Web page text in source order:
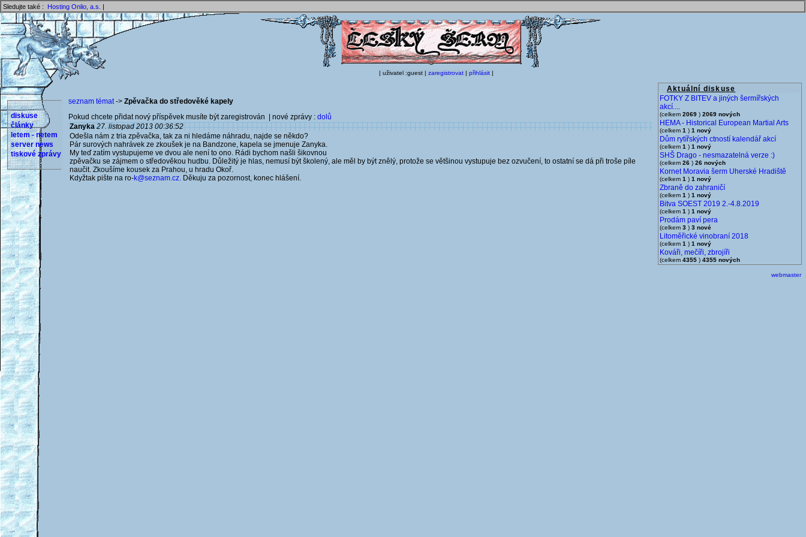
Sledujte také : Hosting Onlio, a.s. |
| uživatel :guest | zaregistrovat | přihlásit |
Aktuální diskuse
FOTKY Z BITEV a jiných šermířských
akcí....
(celkem 2069 ) 2069 nových
HEMA - Historical European Martial Arts
(celkem 1 ) 1 nový
Dům rytířských ctností kalendář akcí
(celkem 1 ) 1 nový
SHŠ Drago - nesmazatelná verze :)
(celkem 26 ) 26 nových
Kornet Moravia šerm Uherské Hradiště
(celkem 1 ) 1 nový
Zbraně do zahraničí
(celkem 1 ) 1 nový
Bitva SOEST 2019 2.-4.8.2019
(celkem 1 ) 1 nový
Prodám paví pera
(celkem 3 ) 3 nové
Litoměřické vinobraní 2018
(celkem 1 ) 1 nový
Kováři, mečíři, zbrojíři
(celkem 4355 ) 4355 nových
diskuse
články
letem - netem
server news
tiskové zprávy
seznam témat-> Zpěvačka do středověké kapely
Pokud chcete přidat nový příspěvek musíte být zaregistrován | nové zprávy : dolů
Zanyka 27. listopad 2013 00:36:52
Odešla nám z tria zpěvačka, tak za ni hledáme náhradu, najde se někdo?
Pár surových nahrávek ze zkoušek je na Bandzone, kapela se jmenuje Zanyka.
My teď zatím vystupujeme ve dvou ale není to ono. Rádi bychom našli šikovnou
zpěvačku se zájmem o středověkou hudbu. Důležitý je hlas, nemusí být školený, ale měl by být znělý, protože se většinou vystupuje bez ozvučení, to ostatní se dá při troše píle
naučit. Zkoušíme kousek za Prahou, u hradu Okoř.
Kdyžtak pište na ro-k@seznam.cz. Děkuju za pozornost, konec hlášení.
webmaster